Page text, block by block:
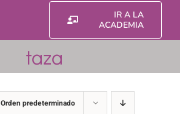
IR A LA
ACADEMIA
taza
Orden predeterminado